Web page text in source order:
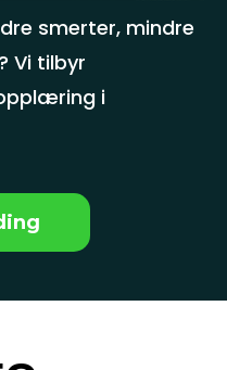
smerter, mindre
Vi tilbyr
i